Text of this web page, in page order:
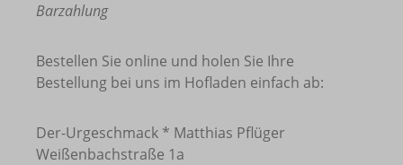
Barzahlung
Bestellen Sie online und holen Sie Ihre
Bestellung bei uns im Hofladen einfach ab:
Der-Urgeschmack * Matthias Pflüger
Weißenbachstraße 1a